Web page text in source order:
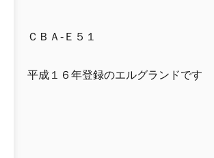
ＣＢＡ-Ｅ５１
平成１６年登録のエルグランドです